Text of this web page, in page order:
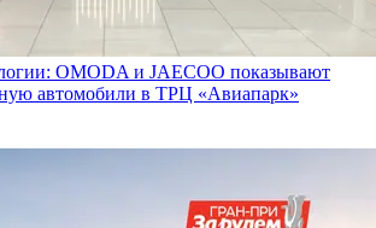
OMODA и JAECOO показывают
автомобили в ТРЦ «Авиапарк»